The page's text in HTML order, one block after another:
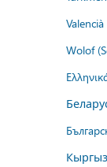
Wolof